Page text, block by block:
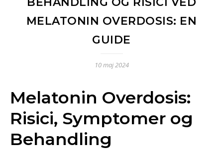
MELATONIN OVERDOSIS: EN
GUIDE
10 maj 2024
Melatonin Overdosis:
Risici, Symptomer og
Behandling